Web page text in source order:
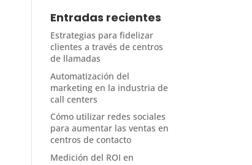
Entradas recientes
Estrategias para fidelizar
clientes a través de centros
de llamadas
Automatización del
marketing en la industria de
call centers
Cómo utilizar redes sociales
para aumentar las ventas en
centros de contacto
Medición del ROI en